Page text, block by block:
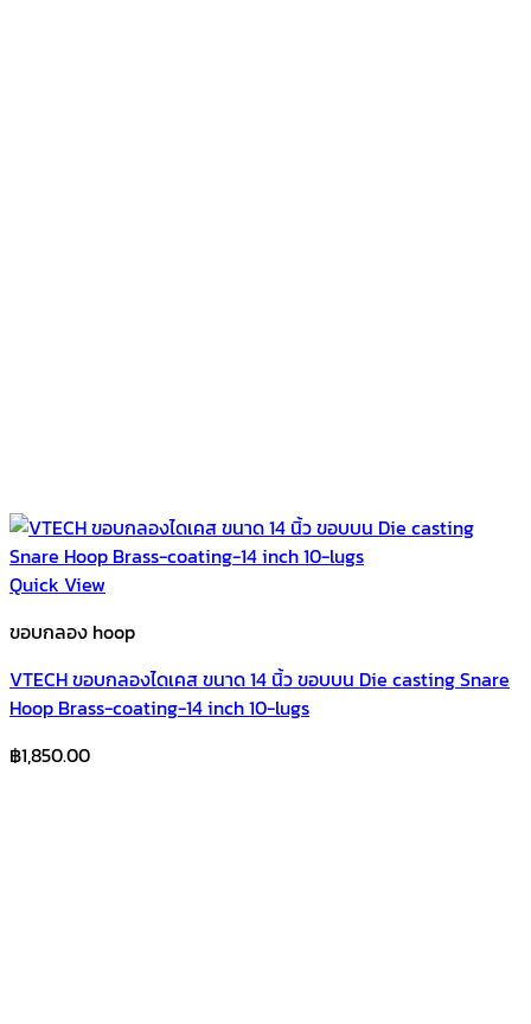
Quick View
ขอบกลอง hoop
VTECH ขอบกลองไดเคส ขนาด 14 นิ้ว ขอบบน Die casting Snare
Hoop Brass-coating-14 inch 10-lugs
฿1,850.00